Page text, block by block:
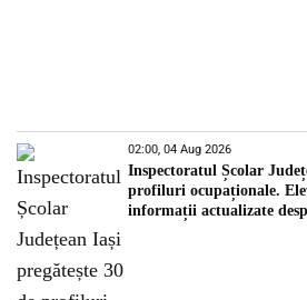
02:00, 04 Aug 2026
Inspectoratul Școlar
profiluri ocupaționale.
informații actualizate